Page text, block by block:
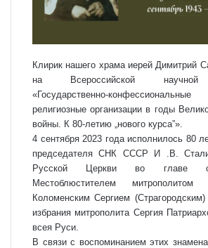
Клирик нашего храма иерей Димитрий
на Всероссийской научной
«Государственно-
религиозные организации в годы
войны. К 80-летию „нового курса”».
4 сентября 2023 года исполнилось 80
председателя СНК СССР И .В.
Русской Церкви во главе с
Местоблюстителем
Коломенским Сергием
избрания митрополита Сергия
всея Руси.
В связи с воспоминанием этих